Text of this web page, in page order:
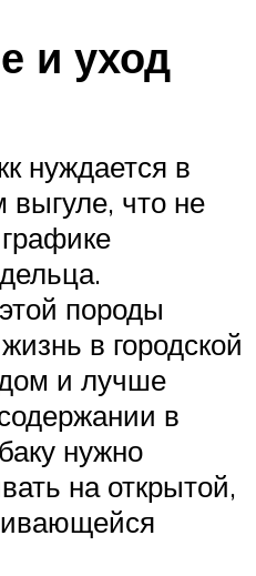
и уход
нуждается в
что не
породы
в городской
дом и лучше
в
нужно
на открытой,